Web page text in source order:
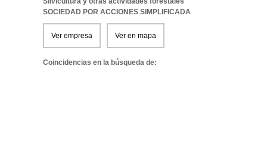
SOCIEDAD POR ACCIONES SIMPLIFICADA
Ver empresa Ver en mapa
Coincidencias en la búsqueda de: